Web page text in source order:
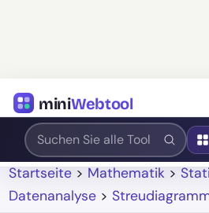
miniWebtool
Startseite > Mathematik >
Datenanalyse >